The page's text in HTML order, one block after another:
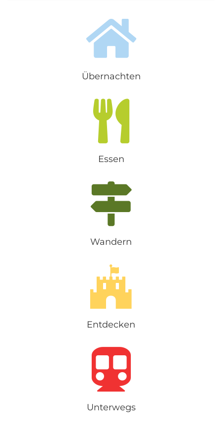
Ferienregion Südtirols bietet...
Übernachten
Essen
Wandern
Entdecken
Unterwegs